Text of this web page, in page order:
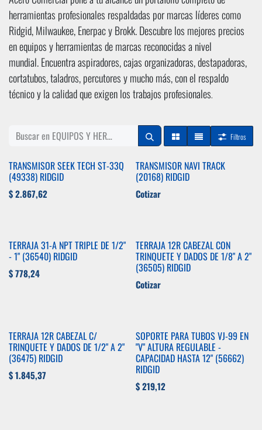
herramientas profesionales respaldadas por marcas líderes como
Ridgid, Milwaukee, Enerpac y Brokk. Descubre los mejores precios
en equipos y herramientas de marcas reconocidas a nivel
mundial. Encuentra aspiradores, cajas organizadoras, destapadoras,
cortatubos, taladros, percutores y mucho más, con el respaldo
técnico y la calidad que exigen los trabajos profesionales.
Filtros
TRANSMISOR SEEK TECH ST-33Q
(49338) RIDGID
$2.867,62
TRANSMISOR NAVI TRACK
(20168) RIDGID
Cotizar
TERRAJA 31-A NPT TRIPLE DE 1/2"
- 1" (36540) RIDGID
$778,24
TERRAJA 12R CABEZAL CON
TRINQUETE Y DADOS DE 1/8" A 2"
(36505) RIDGID
Cotizar
TERRAJA 12R CABEZAL C/
TRINQUETE Y DADOS DE 1/2" A 2"
(36475) RIDGID
$1.845,37
SOPORTE PARA TUBOS VJ-99 EN
"V" ALTURA REGULABLE -
CAPACIDAD HASTA 12" (56662)
RIDGID
$219,12